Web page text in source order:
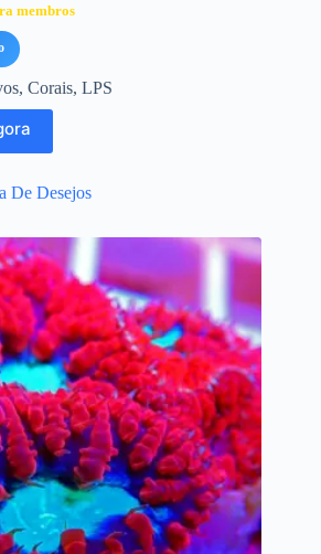
membros
, Corais, LPS
De Desejos